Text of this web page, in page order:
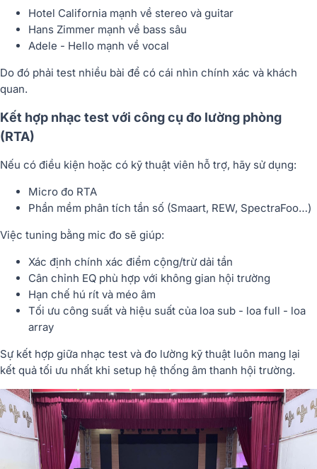
Hotel California mạnh về stereo và guitar
Hans Zimmer mạnh về bass sâu
Adele - Hello mạnh về vocal
Do đó phải test nhiều bài để có cái nhìn chính xác và khách
quan.
Kết hợp nhạc test với công cụ đo lường phòng
(RTA)
Nếu có điều kiện hoặc có kỹ thuật viên hỗ trợ, hãy sử dụng:
Micro đo RTA
Phần mềm phân tích tần số (Smaart, REW, SpectraFoo…)
Việc tuning bằng mic đo sẽ giúp:
Xác định chính xác điểm cộng/trừ dải tần
Cân chỉnh EQ phù hợp với không gian hội trường
Hạn chế hú rít và méo âm
Tối ưu công suất và hiệu suất của loa sub - loa full - loa
array
Sự kết hợp giữa nhạc test và đo lường kỹ thuật luôn mang lại
kết quả tối ưu nhất khi setup hệ thống âm thanh hội trường.